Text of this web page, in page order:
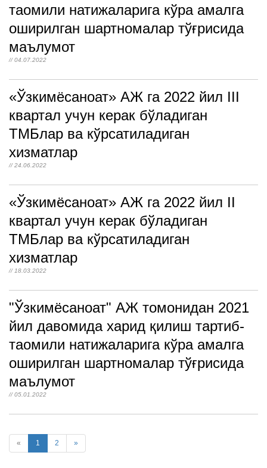
таомили натижаларига кўра амалга
оширилган шартномалар тўғрисида
маълумот
// 04.07.2022
«Ўзкимёсаноат» АЖ га 2022 йил III
квартал учун керак бўладиган
ТМБлар ва кўрсатиладиган
хизматлар
// 24.06.2022
«Ўзкимёсаноат» АЖ га 2022 йил II
квартал учун керак бўладиган
ТМБлар ва кўрсатиладиган
хизматлар
// 18.03.2022
"Ўзкимёсаноат" АЖ томонидан 2021
йил давомида харид қилиш тартиб-
таомили натижаларига кўра амалга
оширилган шартномалар тўғрисида
маълумот
// 05.01.2022
« 1 2 »